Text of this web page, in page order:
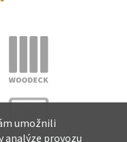
umožnili
analýze provozu